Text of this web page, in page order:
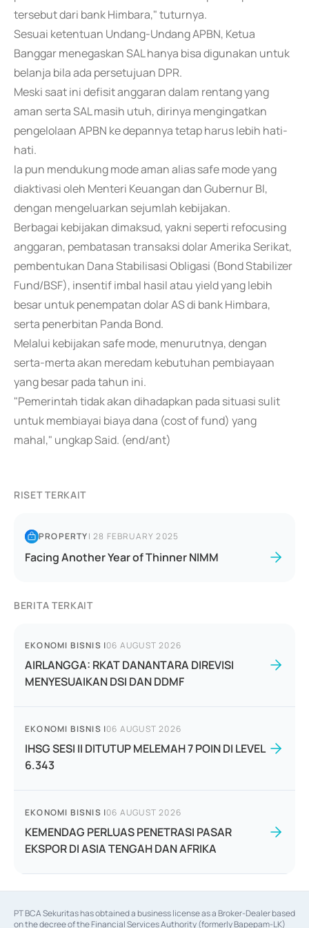
tersebut dari bank Himbara," tuturnya.
Sesuai ketentuan Undang-Undang APBN, Ketua
Banggar menegaskan SAL hanya bisa digunakan untuk
belanja bila ada persetujuan DPR.
Meski saat ini defisit anggaran dalam rentang yang
aman serta SAL masih utuh, dirinya mengingatkan
pengelolaan APBN ke depannya tetap harus lebih hati-
hati.
Ia pun mendukung mode aman alias safe mode yang
diaktivasi oleh Menteri Keuangan dan Gubernur BI,
dengan mengeluarkan sejumlah kebijakan.
Berbagai kebijakan dimaksud, yakni seperti refocusing
anggaran, pembatasan transaksi dolar Amerika Serikat,
pembentukan Dana Stabilisasi Obligasi (Bond Stabilizer
Fund/BSF), insentif imbal hasil atau yield yang lebih
besar untuk penempatan dolar AS di bank Himbara,
serta penerbitan Panda Bond.
Melalui kebijakan safe mode, menurutnya, dengan
serta-merta akan meredam kebutuhan pembiayaan
yang besar pada tahun ini.
"Pemerintah tidak akan dihadapkan pada situasi sulit
untuk membiayai biaya dana (cost of fund) yang
mahal," ungkap Said. (end/ant)
RISET TERKAIT
PROPERTY|28 FEBRUARY 2025
Facing Another Year of Thinner NIMM
BERITA TERKAIT
EKONOMI BISNIS |06 AUGUST 2026
AIRLANGGA: RKAT DANANTARA DIREVISI
MENYESUAIKAN DSI DAN DDMF
EKONOMI BISNIS |06 AUGUST 2026
IHSG SESI II DITUTUP MELEMAH 7 POIN DI LEVEL
6.343
EKONOMI BISNIS |06 AUGUST 2026
KEMENDAG PERLUAS PENETRASI PASAR
EKSPOR DI ASIA TENGAH DAN AFRIKA
PT BCA Sekuritas has obtained a business license as a Broker-Dealer based
on the decree of the Financial Services Authority (formerly Bapepam-LK)